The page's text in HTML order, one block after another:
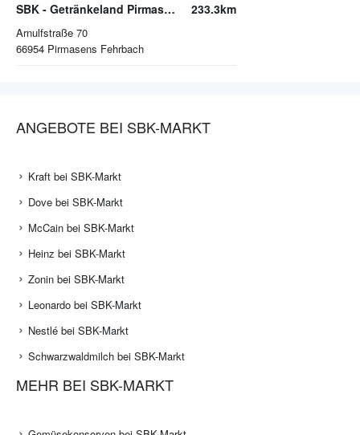
SBK - Getränkeland Pirmasens
Arnulfstraße 70
66954 Pirmasens Fehrbach
233.3km
ANGEBOTE BEI SBK-MARKT
Kraft bei SBK-Markt
Dove bei SBK-Markt
McCain bei SBK-Markt
Heinz bei SBK-Markt
Zonin bei SBK-Markt
Leonardo bei SBK-Markt
Nestlé bei SBK-Markt
Schwarzwaldmilch bei SBK-Markt
MEHR BEI SBK-MARKT